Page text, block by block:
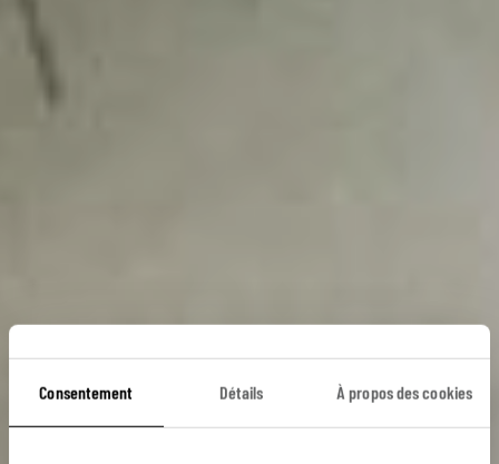
Consentement Détails À propos des cookies